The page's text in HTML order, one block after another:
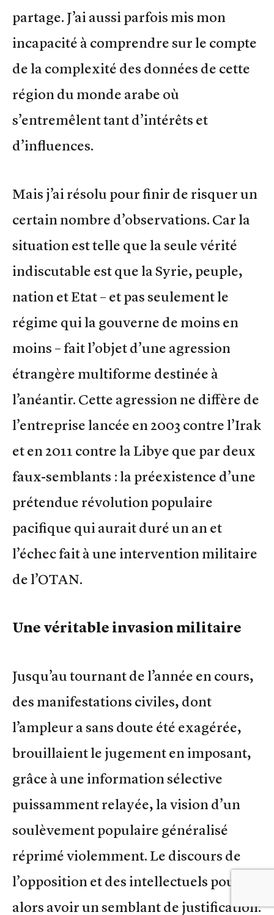
partage. J’ai aussi parfois mis mon
incapacité à comprendre sur le compte
de la complexité des données de cette
région du monde arabe où
s’entremêlent tant d’intérêts et
d’influences.
Mais j’ai résolu pour finir de risquer un
certain nombre d’observations. Car la
situation est telle que la seule vérité
indiscutable est que la Syrie, peuple,
nation et Etat – et pas seulement le
régime qui la gouverne de moins en
moins – fait l’objet d’une agression
étrangère multiforme destinée à
l’anéantir. Cette agression ne diffère de
l’entreprise lancée en 2003 contre l’Irak
et en 2011 contre la Libye que par deux
faux-semblants : la préexistence d’une
prétendue révolution populaire
pacifique qui aurait duré un an et
l’échec fait à une intervention militaire
de l’OTAN.
Une véritable invasion militaire
Jusqu’au tournant de l’année en cours,
des manifestations civiles, dont
l’ampleur a sans doute été exagérée,
brouillaient le jugement en imposant,
grâce à une information sélective
puissamment relayée, la vision d’un
soulèvement populaire généralisé
réprimé violemment. Le discours de
l’opposition et des intellectuels pouvait
alors avoir un semblant de justification.